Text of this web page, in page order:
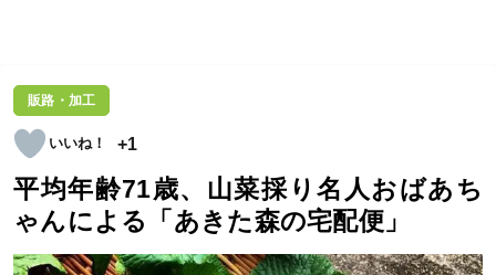
販路・加工
+1
平均年齢71歳、山菜採り名人おばあち
ゃんによる「あきた森の宅配便」